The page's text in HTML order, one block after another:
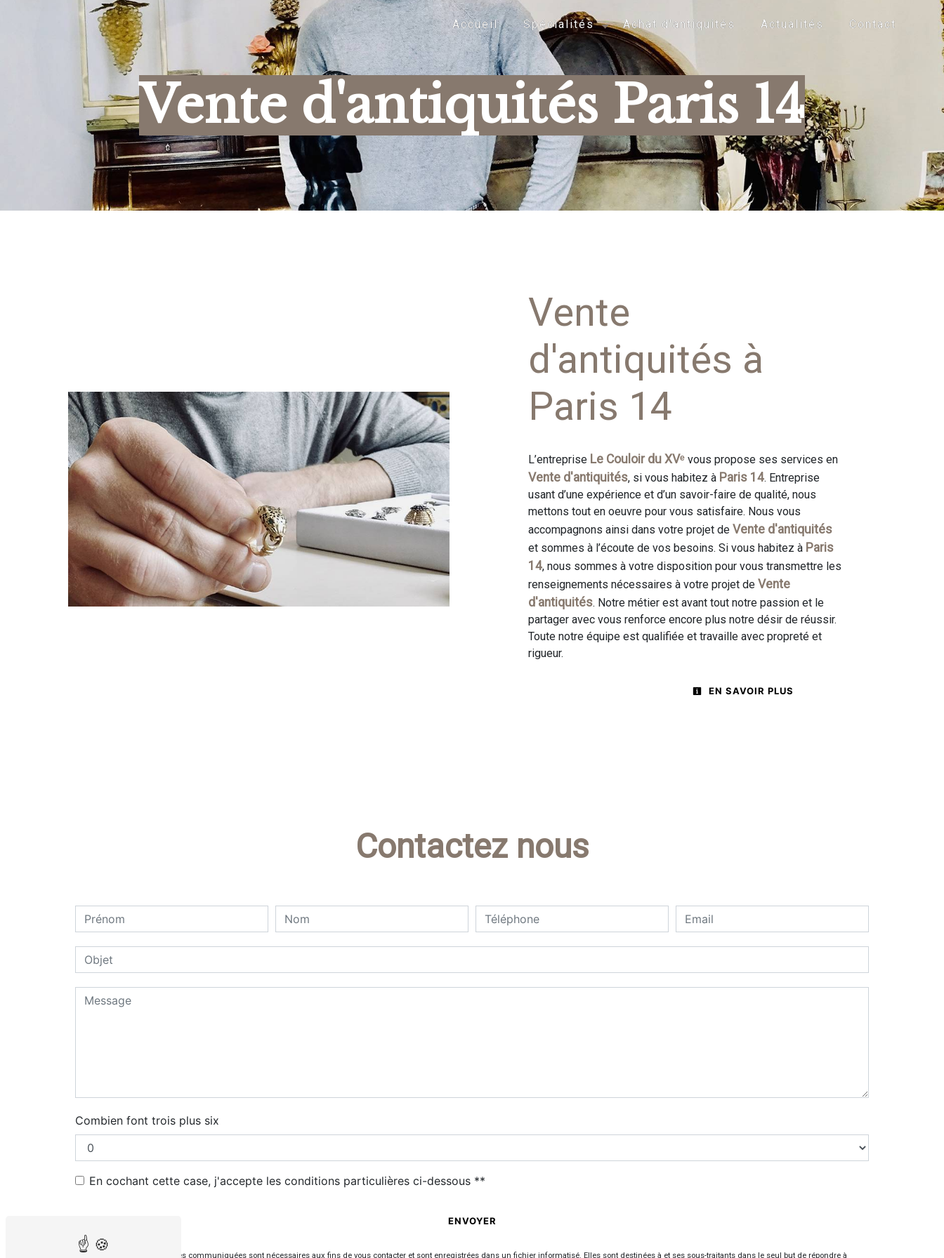
Accueil Spécialités Achat d'antiquités Actualités Contact
Vente d'antiquités Paris 14
Vente
d'antiquités à
Paris 14
L’entreprise Le Couloir du XVᵉ vous propose ses services en
Vente d'antiquités, si vous habitez à Paris 14. Entreprise
usant d’une expérience et d’un savoir-faire de qualité, nous
mettons tout en oeuvre pour vous satisfaire. Nous vous
accompagnons ainsi dans votre projet de Vente d'antiquités
et sommes à l’écoute de vos besoins. Si vous habitez à Paris
14, nous sommes à votre disposition pour vous transmettre les
renseignements nécessaires à votre projet de Vente
d'antiquités. Notre métier est avant tout notre passion et le
partager avec vous renforce encore plus notre désir de réussir.
Toute notre équipe est qualifiée et travaille avec propreté et
rigueur.
EN SAVOIR PLUS
Contactez nous
Combien font trois plus six
En cochant cette case, j'accepte les conditions particulières ci-dessous **
ENVOYER
** Les données personnelles communiquées sont nécessaires aux fins de vous contacter et sont enregistrées dans un fichier informatisé. Elles sont destinées à et ses sous-traitants dans le seul but de répondre à
Panneau de gestion des cookies